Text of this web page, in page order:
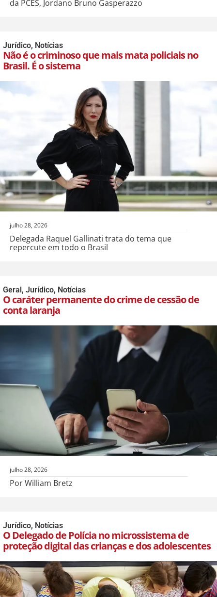
da PCES, Jordano Bruno Gasperazzo
Jurídico, Notícias
Não é o criminoso que mais mata policiais no
Brasil. É o sistema
julho 28, 2026
Delegada Raquel Gallinati trata do tema que
repercute em todo o Brasil
Geral, Jurídico, Notícias
O caráter permanente do crime de cessão de
conta laranja
julho 28, 2026
Por William Bretz
Jurídico, Notícias
O Delegado de Polícia no microssistema de
proteção digital das crianças e dos adolescentes